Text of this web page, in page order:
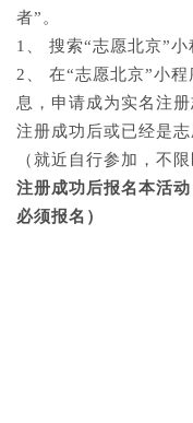
者”。
1、 搜索“志愿北京”小
2、 在“志愿北京”小
息，申请成为实名注
注册成功后或已经是
（就近自行参加，不
注册成功后报名本活
必须报名）